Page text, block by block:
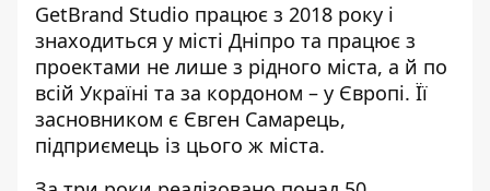
GetBrand Studio працює з 2018 року і
знаходиться у місті Дніпро та працює з
проектами не лише з рідного міста, а й по
всій Україні та за кордоном – у Європі. Її
засновником є ​​Євген Самарець,
підприємець із цього ж міста.